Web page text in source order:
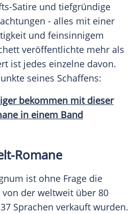
Satire und tiefgründige
- alles mit einer
und feinsinnigem
veröffentlichte mehr als
ist jedes einzelne davon.
seines Schaffens:
bekommen mit dieser
in einem Band
Romane
ist ohne Frage die
von der weltweit über 80
Sprachen verkauft wurden.